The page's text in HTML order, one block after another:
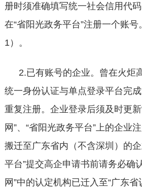
册时须准确填写统一社会信用代
在“省阳光政务平台”注册一个账
1）。
2.已有账号的企业。曾在火炬
统一身份认证与单点登录平台完
重复注册。企业登录后须及时更
网”、“省阳光政务平台”上的企业
搬迁至广东省内（不含深圳）的
平台”提交高企申请书前请务必确
网”中的认定机构已迁入至“广东省